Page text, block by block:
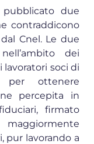
due
contraddicono
Cnel. Le due
dei
soci di
per ottenere
percepita in
firmato
maggiormente
pur lavorando a